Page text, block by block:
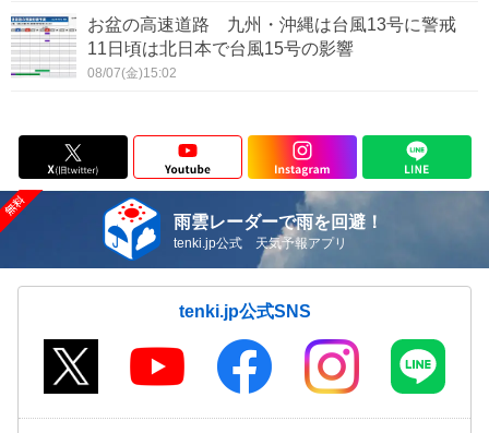
お盆の高速道路 九州・沖縄は台風13号に警戒
11日頃は北日本で台風15号の影響
08/07(金)15:02
雨雲レーダーで雨を回避！
tenki.jp公式 天気予報アプリ
tenki.jp公式SNS